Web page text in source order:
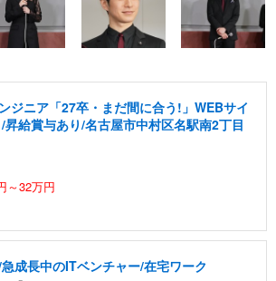
ジニア「27卒・まだ間に合う!」WEBサイ
昇給賞与あり/名古屋市中村区名駅南2丁目
～32万円
成長中のITベンチャー/在宅ワーク